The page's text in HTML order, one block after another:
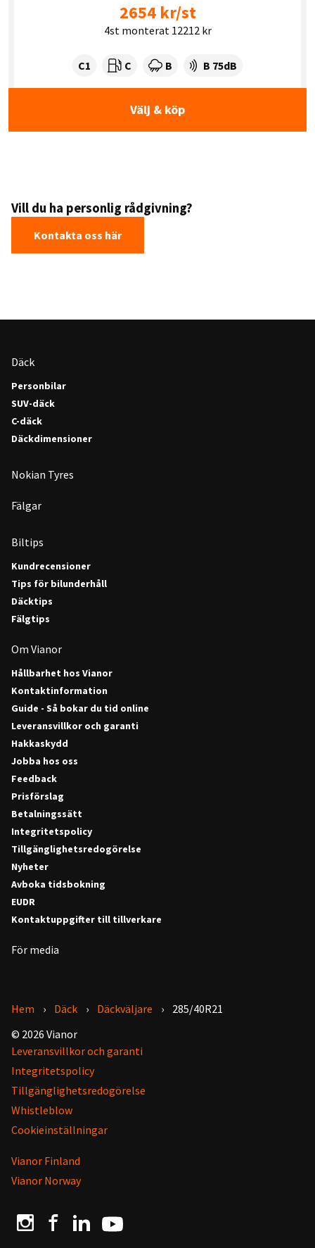
2654 kr/st
4st monterat 12212 kr
Tyre class:
C1 Rullmotstånd:
C Våtgrepp:
B Ljudnivå dB:
B 75dB
Välj & köp
Vill du ha personlig rådgivning?
Kontakta oss här
Däck
Personbilar
SUV-däck
C-däck
Däckdimensioner
Nokian Tyres
Fälgar
Biltips
Kundrecensioner
Tips för bilunderhåll
Däcktips
Fälgtips
Om Vianor
Hållbarhet hos Vianor
Kontaktinformation
Guide - Så bokar du tid online
Leveransvillkor och garanti
Hakkaskydd
Jobba hos oss
Feedback
Prisförslag
Betalningssätt
Integritetspolicy
Tillgänglighetsredogörelse
Nyheter
Avboka tidsbokning
EUDR
Kontaktuppgifter till tillverkare
För media
Hem Däck Däckväljare
285/40R21
© 2026 Vianor
Leveransvillkor och garanti
Integritetspolicy
Tillgänglighetsredogörelse
Whistleblow
Cookieinställningar
Vianor Finland
Vianor Norway